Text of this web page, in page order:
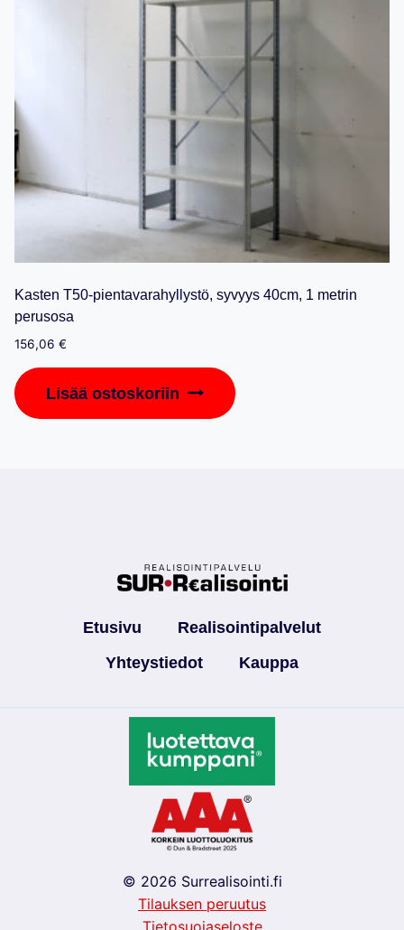
Kasten T50-pientavarahyllystö, syvyys 40cm, 1 metrin
perusosa
156,06 €
Lisää ostoskoriin
Etusivu
Realisointipalvelut
Yhteystiedot
Kauppa
© 2026 Surrealisointi.fi
Tilauksen peruutus
Tietosuojaseloste